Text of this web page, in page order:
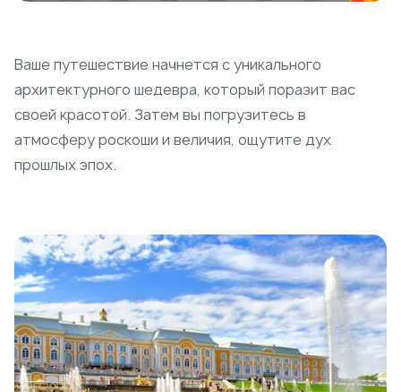
Ваше путешествие начнется с уникального
архитектурного шедевра, который поразит вас
своей красотой. Затем вы погрузитесь в
атмосферу роскоши и величия, ощутите дух
прошлых эпох.